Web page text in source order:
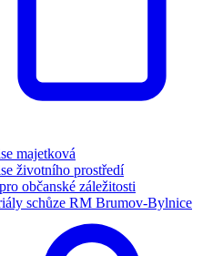
majetková
životního prostředí
občanské záležitosti
schůze RM Brumov-Bylnice